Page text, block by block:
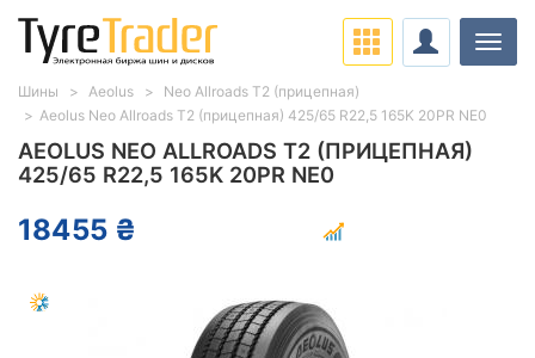
AEOLUS NEO ALLROADS T2 (ПРИЦЕПНАЯ)
425/65 R22,5 165K 20PR NE0
18455 ₴
Шины Aeolus
Neo Allroads T2 (прицепная)
Aeolus Neo Allroads T2 (прицепная) 425/65 R22,5 165K 20PR NE0